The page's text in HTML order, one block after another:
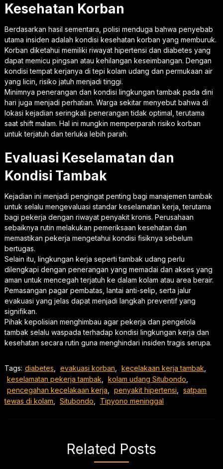
Kesehatan Korban
Berdasarkan hasil sementara, polisi menduga bahwa penyebab
utama insiden adalah kondisi kesehatan korban yang memburuk.
Korban diketahui memiliki riwayat hipertensi dan diabetes yang
dapat memicu pingsan atau kehilangan keseimbangan. Dengan
kondisi tempat kerjanya di tepi kolam udang dan permukaan air
yang licin, risiko jatuh menjadi tinggi.
Minimnya penerangan dan kondisi lingkungan tambak pada dini
hari juga menjadi perhatian. Warga sekitar menyebut bahwa di
lokasi kejadian seringkali penerangan tidak optimal, terutama
saat shift malam. Hal ini mungkin memperparah risiko korban
untuk terjatuh dan terluka lebih parah.
Evaluasi Keselamatan dan
Kondisi Tambak
Kejadian ini menjadi pengingat penting bagi manajemen tambak
untuk selalu mengevaluasi standar keselamatan kerja, terutama
bagi pekerja dengan riwayat penyakit kronis. Perusahaan
sebaiknya rutin melakukan pemeriksaan kesehatan dan
memastikan pekerja mengetahui kondisi fisiknya sebelum
bertugas.
Selain itu, lingkungan kerja seperti tambak udang perlu
dilengkapi dengan penerangan yang memadai dan akses yang
aman untuk mencegah terjatuh ke dalam kolam atau area berair.
Pemasangan pagar pembatas, lantai anti-selip, serta jalur
evakuasi yang jelas dapat menjadi langkah preventif yang
signifikan.
Pihak kepolisian menghimbau agar pekerja dan pengelola
tambak selalu waspada terhadap kondisi lingkungan kerja dan
kesehatan secara rutin guna menghindari insiden tragis serupa.
Tags: diabetes evakuasi korban kecelakaan kerja tambak
keselamatan pekerja tambak
kolam udang Situbondo
pencegahan kecelakaan kerja
penyakit hipertensi
satpam
tewas di kolam
Situbondo Tipyono meninggal
Related Posts